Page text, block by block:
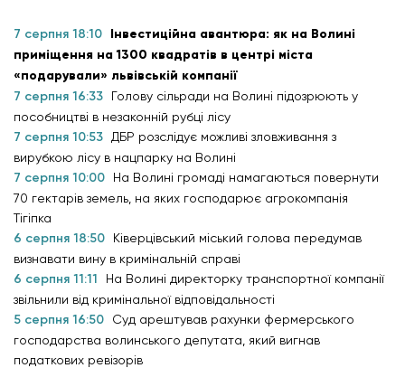
7 серпня 18:10 Інвестиційна авантюра: як на Волині
приміщення на 1300 квадратів в центрі міста
«подарували» львівській компанії
7 серпня 16:33
Голову сільради на Волині підозрюють у
пособництві в незаконній рубці лісу
7 серпня 10:53
ДБР розслідує можливі зловживання з
вирубкою лісу в нацпарку на Волині
7 серпня 10:00
На Волині громаді намагаються повернути
70 гектарів земель, на яких господарює агрокомпанія
Тігіпка
6 серпня 18:50
Ківерцівський міський голова передумав
визнавати вину в кримінальній справі
6 серпня 11:11
На Волині директорку транспортної компанії
звільнили від кримінальної відповідальності
5 серпня 16:50
Суд арештував рахунки фермерського
господарства волинського депутата, який вигнав
податкових ревізорів